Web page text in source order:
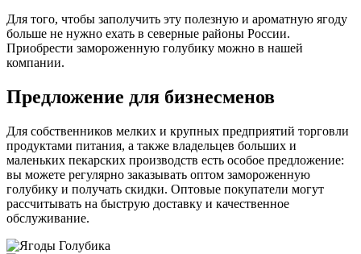
Для того, чтобы заполучить эту полезную и ароматную ягоду
больше не нужно ехать в северные районы России.
Приобрести замороженную голубику можно в нашей
компании.
Предложение для бизнесменов
Для собственников мелких и крупных предприятий торговли
продуктами питания, а также владельцев больших и
маленьких пекарских производств есть особое предложение:
вы можете регулярно заказывать оптом замороженную
голубику и получать скидки. Оптовые покупатели могут
рассчитывать на быструю доставку и качественное
обслуживание.